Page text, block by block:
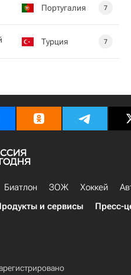
Португалия 7
Турция 7
Биатлон ЗОЖ Хоккей
и сервисы Пресс-